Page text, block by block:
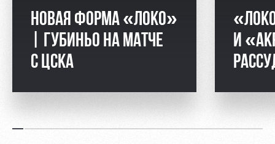
НОВАЯ ФОРМА «ЛОКО»
| ГУБИНЬО НА МАТЧЕ
С ЦСКА
И